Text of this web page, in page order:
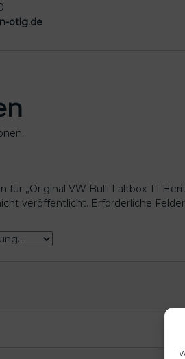
otlg.de
für „Original VW Bulli Faltbox T1
veröffentlicht. Erforderliche